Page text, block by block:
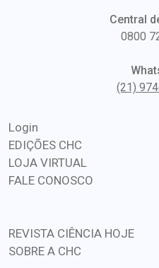
Central
0800
(21)
Login
EDIÇÕES CHC
LOJA VIRTUAL
FALE CONOSCO
REVISTA CIÊNCIA HOJE
SOBRE A CHC